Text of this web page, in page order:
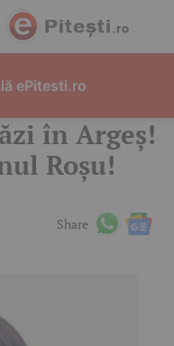
în Argeș!
Roșu!
Share
ePitesti.ro